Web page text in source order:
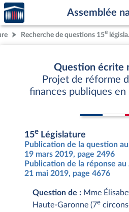
Aller au contenu
Aller en bas de la page
Accèder
à la
page
d'accueil
Assemblée
Recherche de questions 15e législature
Question écrite
Projet de réforme
finances publiques
15e Législature
Publication de la question
19 mars 2019, page 2496
Publication de la réponse
21 mai 2019, page 4676
Question de : Mme
Haute-Garonne (7e